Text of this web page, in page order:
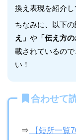
換え表現を紹介し
ちなみに、以下
え」 や 「伝え方
載されているの
い！
合わせて
⇒
【短所一